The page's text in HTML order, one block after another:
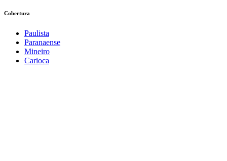
Cobertura
Paulista
Paranaense
Mineiro
Carioca